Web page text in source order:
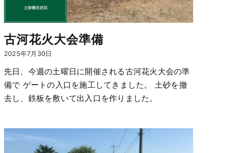
古河花火大会準備
2025年7月30日
先日、今週の土曜日に開催される古河花火大会の準
備で ゲートの入口を施工してきました。 土砂を撤
去し、鉄板を敷いて出入口を作りました。